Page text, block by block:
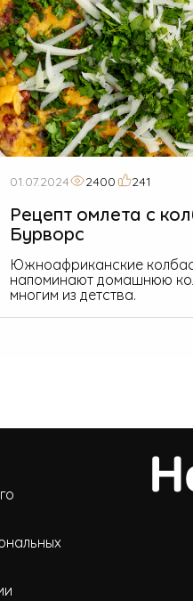
01.07.2024 2400 241
Рецепт омлета с
Бурворс
Южноафриканские
напоминают домашнюю
многим из детства.